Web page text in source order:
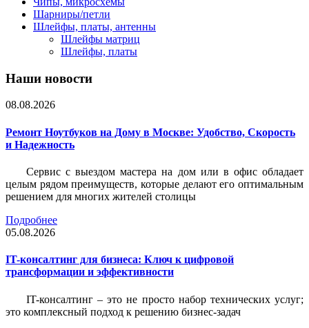
Шарниры/петли
Шлейфы, платы, антенны
Шлейфы матриц
Шлейфы, платы
Наши новости
08.08.2026
Ремонт Ноутбуков на Дому в Москве: Удобство, Скорость
и Надежность
Сервис с выездом мастера на дом или в офис обладает
целым рядом преимуществ, которые делают его оптимальным
решением для многих жителей столицы
Подробнее
05.08.2026
IT-консалтинг для бизнеса: Ключ к цифровой
трансформации и эффективности
IT-консалтинг – это не просто набор технических услуг;
это комплексный подход к решению бизнес-задач